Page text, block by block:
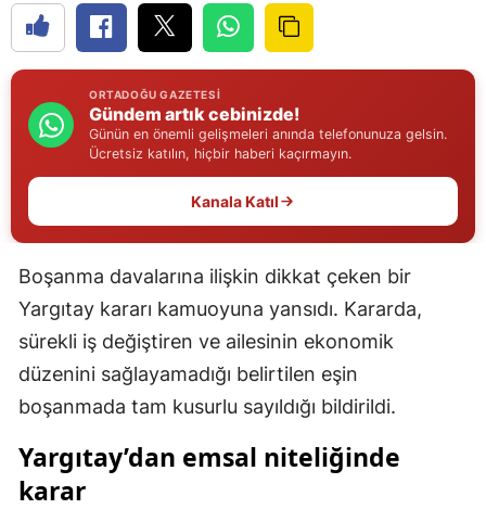
Erzincan
Erzurum
Gaziantep
Hakkari
Hatay
Isparta
Mersin
İstanbul
ORTADOĞU GAZETESI
Gündem artık cebinizde!
Günün en önemli gelişmeleri anında telefonunuza gelsin.
Ücretsiz katılın, hiçbir haberi kaçırmayın.
Kanala Katıl
Boşanma davalarına ilişkin dikkat çeken bir
Yargıtay kararı kamuoyuna yansıdı. Kararda,
sürekli iş değiştiren ve ailesinin ekonomik
düzenini sağlayamadığı belirtilen eşin
boşanmada tam kusurlu sayıldığı bildirildi.
Yargıtay’dan emsal niteliğinde
karar